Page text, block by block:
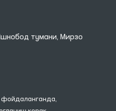
тумани, Мирзо
фойдаланганда,